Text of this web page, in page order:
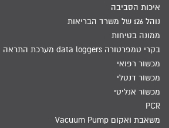
איכות הסביבה
נוהל 126 של משרד הבריאות
ממונה בטיחות
בקרי טמפרטורה data loggers מערכת התראה
מכשור רפואי
מכשור דנטלי
מכשור אנליטי
PCR
משאבת ואקום Vacuum Pump